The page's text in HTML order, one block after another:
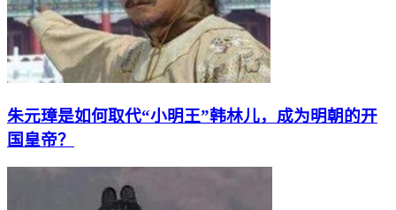
朱元璋是如何取代“小明王”韩林儿，成为明朝的开
国皇帝？